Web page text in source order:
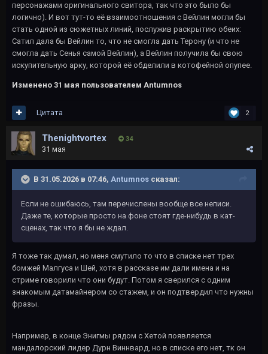
персонажами оригинального свитора, так что это было бы
логично). И вот тут-то её взаимоотношения с Вейлин могли бы
стать одной из сюжетных линий, послужив раскрытию обеих:
Сатил дала бы Вейлин то, что не смогла дать Терону (и что не
смогла дать Сенья самой Вейлин), а Вейлин получила бы свою
искупительную арку, которой её обделили в котофейной опупее.
Изменено 31 мая пользователем Antumnos
2
Цитата
Thenightvortex 34
31 мая
В 31.05.2026 в 07:46, Antumnos сказал:
Если не ошибаюсь, там перечислены вообще все неписи.
Даже те, которые просто на фоне стоят где-нибудь в кат-
сценах, так что я бы не ждал.
Я тоже так думал, но меня смутило то что в списке нет трех
бомжей Малгуса и Шей, хотя в рассказе им дали имена и на
стриме говорили что они будут. Потом я сверился с одним
знакомым датамайнером со стажем, и он подтвердил что нужны
фразы.
Например, в конце Энигмы рядом с Хетой появляется
мандалорский лидер Дурн Виннвард, но в списке его нет, тк он